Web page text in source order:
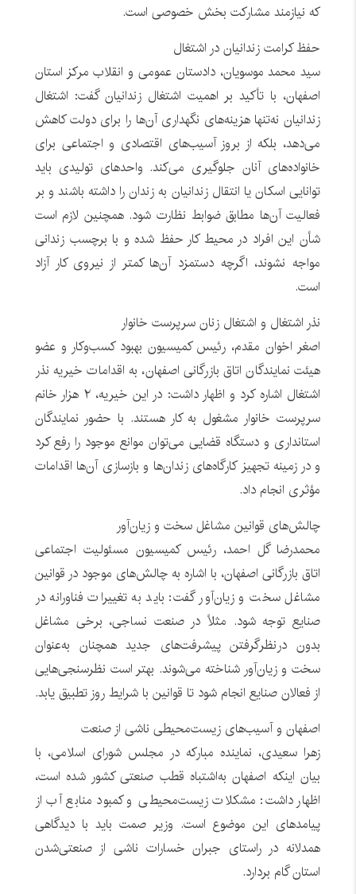
که نیازمند مشارکت بخش خصوصی است.
حفظ کرامت زندانیان در اشتغال
سید محمد موسویان، دادستان عمومی و انقلاب مرکز استان
اصفهان، با تأکید بر اهمیت اشتغال زندانیان گفت: اشتغال
زندانیان نه‌تنها هزینه‌های نگهداری آن‌ها را برای دولت کاهش
می‌دهد، بلکه از بروز آسیب‌های اقتصادی و اجتماعی برای
خانواده‌های آنان جلوگیری می‌کند. واحدهای تولیدی باید
توانایی اسکان یا انتقال زندانیان به زندان را داشته باشند و بر
فعالیت آن‌ها مطابق ضوابط نظارت شود. همچنین لازم است
شأن این افراد در محیط کار حفظ شده و با برچسب زندانی
مواجه نشوند، اگرچه دستمزد آن‌ها کمتر از نیروی کار آزاد
است.
نذر اشتغال و اشتغال زنان سرپرست خانوار
اصغر اخوان مقدم، رئیس کمیسیون بهبود کسب‌وکار و عضو
هیئت نمایندگان اتاق بازرگانی اصفهان، به اقدامات خیریه نذر
اشتغال اشاره کرد و اظهار داشت: در این خیریه، ۲ هزار خانم
سرپرست خانوار مشغول به کار هستند. با حضور نمایندگان
استانداری و دستگاه قضایی می‌توان موانع موجود را رفع کرد
و در زمینه تجهیز کارگاه‌های زندان‌ها و بازسازی آن‌ها اقدامات
مؤثری انجام داد.
چالش‌های قوانین مشاغل سخت و زیان‌آور
محمدرضا گل احمد، رئیس کمیسیون مسئولیت اجتماعی
اتاق بازرگانی اصفهان، با اشاره به چالش‌های موجود در قوانین
مشاغل سخت و زیان‌آور گفت: باید به تغییرات فناورانه در
صنایع توجه شود. مثلاً در صنعت نساجی، برخی مشاغل
بدون درنظرگرفتن پیشرفت‌های جدید همچنان به‌عنوان
سخت و زیان‌آور شناخته می‌شوند. بهتر است نظرسنجی‌هایی
از فعالان صنایع انجام شود تا قوانین با شرایط روز تطبیق یابد.
اصفهان و آسیب‌های زیست‌محیطی ناشی از صنعت
زهرا سعیدی، نماینده مبارکه در مجلس شورای اسلامی، با
بیان اینکه اصفهان به‌اشتباه قطب صنعتی کشور شده است،
اظهار داشت: مشکلات زیست‌محیطی و کمبود منابع آب از
پیامدهای این موضوع است. وزیر صمت باید با دیدگاهی
همدلانه در راستای جبران خسارات ناشی از صنعتی‌شدن
استان گام بردارد.